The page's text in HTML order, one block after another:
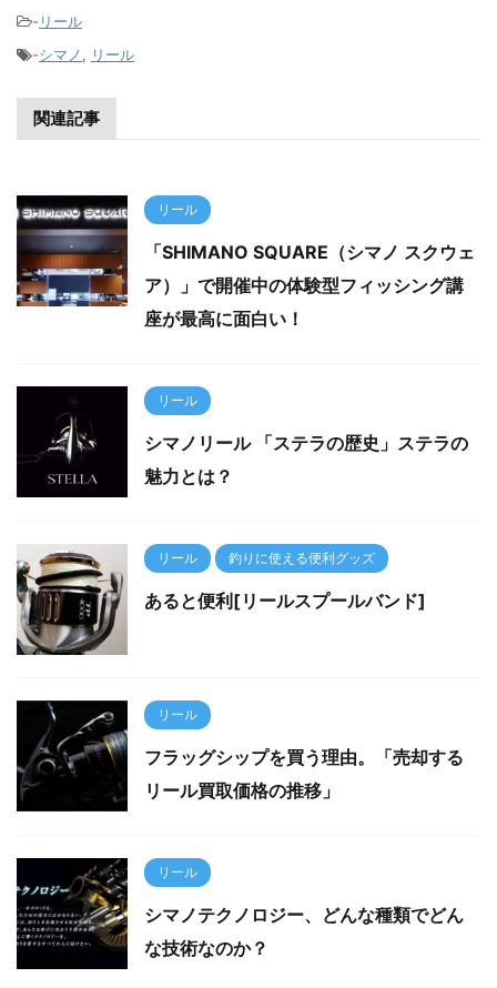
- リール
-シマノ, リール
関連記事
リール
「SHIMANO SQUARE（シマノ スクウェ
ア）」で開催中の体験型フィッシング講
座が最高に面白い！
リール
シマノリール 「ステラの歴史」ステラの
魅力とは？
リール 釣りに使える便利グッズ
あると便利[リールスプールバンド]
リール
フラッグシップを買う理由。「売却する
リール買取価格の推移」
リール
シマノテクノロジー、どんな種類でどん
な技術なのか？